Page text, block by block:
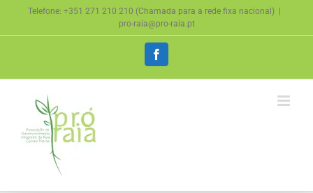
content
Telefone: +351 271 210 210 (Chamada para a rede fixa nacional)
pro-raia@pro-raia.pt
Facebook